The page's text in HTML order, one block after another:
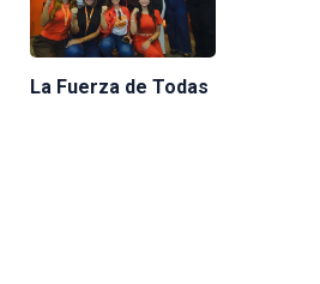
La Fuerza de Todas